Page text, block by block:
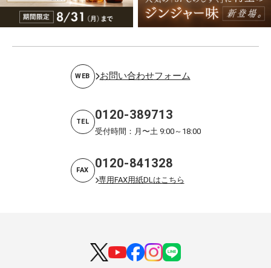
WEB お問い合わせフォーム
TEL 0120-389713
受付時間：月〜土 9:00～18:00
FAX 0120-841328
専用FAX用紙DLはこちら